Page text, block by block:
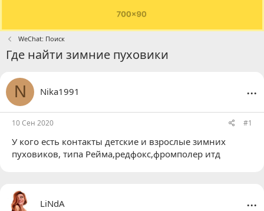
WeChat: Поиск
Где найти зимние пуховики
N Nika1991 ...
10 Сен 2020 #1
У кого есть контакты детские и взрослые зимних
пуховиков, типа Рейма,редфокс,фромполер итд
LiNdA ...